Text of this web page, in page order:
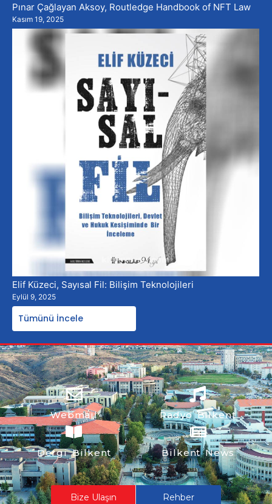
Pınar Çağlayan Aksoy, Routledge Handbook of NFT Law
Kasım 19, 2025
Elif Küzeci, Sayısal Fil: Bilişim Teknolojileri
Eylül 9, 2025
Tümünü İncele
Webmail Radyo Bilkent
Dergi Bilkent Bilkent News
Bize Ulaşın Rehber